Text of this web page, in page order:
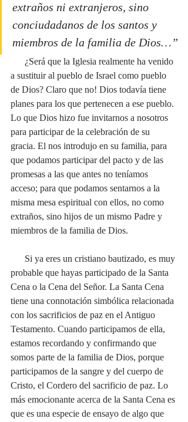
extraños ni extranjeros, sino
conciudadanos de los santos y
miembros de la familia de Dios…”
a sustituir al pueblo de Israel como pueblo
de Dios? Claro que no! Dios todavía tiene
planes para los que pertenecen a ese pueblo.
Lo que Dios hizo fue invitarnos a nosotros
para participar de la celebración de su
gracia. El nos introdujo en su familia, para
que podamos participar del pacto y de las
promesas a las que antes no teníamos
acceso; para que podamos sentarnos a la
misma mesa espiritual con ellos, no como
extraños, sino hijos de un mismo Padre y
miembros de la familia de Dios.
probable que hayas participado de la Santa
Cena o la Cena del Señor. La Santa Cena
tiene una connotación simbólica relacionada
con los sacrificios de paz en el Antiguo
Testamento. Cuando participamos de ella,
estamos recordando y confirmando que
somos parte de la familia de Dios, porque
participamos de la sangre y del cuerpo de
Cristo, el Cordero del sacrificio de paz. Lo
más emocionante acerca de la Santa Cena es
que es una especie de ensayo de algo que